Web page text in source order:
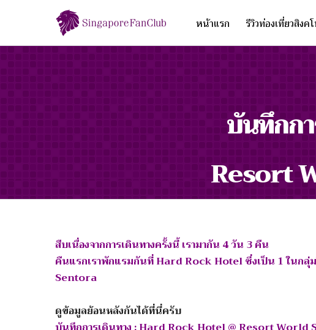
หน้าแรก รีวิวท่องเที่ยวสิงค
บันทึกก
Resort
สืบเนื่องจากการเดินทางครั้งนี้ เรามากัน 4 วัน 3 คืน
คืนแรกเราพักแรมกันที่ Hard Rock Hotel ซึ่งเป็น 1 ในกลุ่
Sentora
ดูข้อมูลย้อนหลังกันได้ที่นี่ครับ